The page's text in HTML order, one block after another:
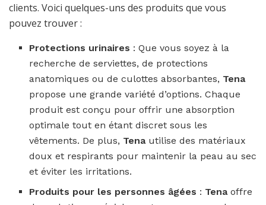
clients. Voici quelques-uns des produits que vous
pouvez trouver :
Protections urinaires : Que vous soyez à la
recherche de serviettes, de protections
anatomiques ou de culottes absorbantes, Tena
propose une grande variété d’options. Chaque
produit est conçu pour offrir une absorption
optimale tout en étant discret sous les
vêtements. De plus, Tenautilise des matériaux
doux et respirants pour maintenir la peau au sec
et éviter les irritations.
Produits pour les personnes âgées : Tenaoffre